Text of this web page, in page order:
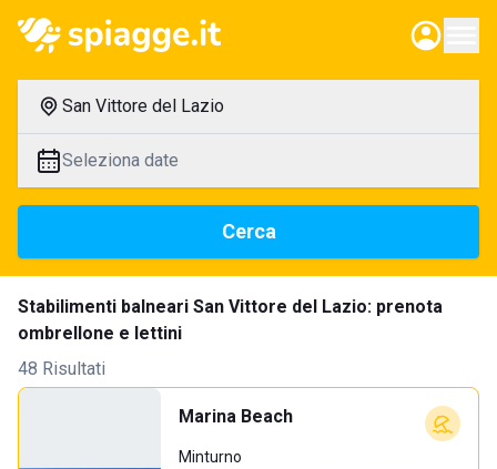
San Vittore del Lazio
Seleziona date
Cerca
Stabilimenti balneari San Vittore del Lazio: prenota
ombrellone e lettini
48 Risultati
Marina Beach
Minturno